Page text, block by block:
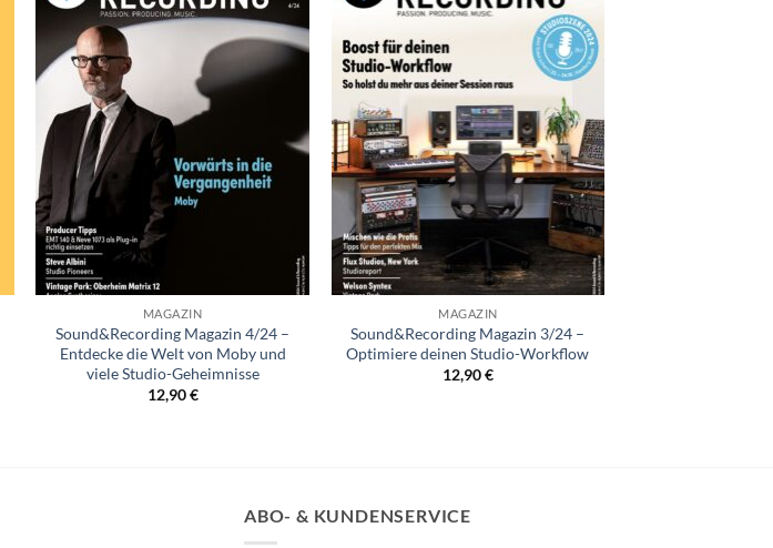
+
MAGAZIN
Sound&Recording Magazin 4/24 –
Entdecke die Welt von Moby und
viele Studio-Geheimnisse
12,90€
+
MAGAZIN
Sound&Recording Magazin 3/24 –
Optimiere deinen Studio-Workflow
12,90€
ABO- & KUNDENSERVICE